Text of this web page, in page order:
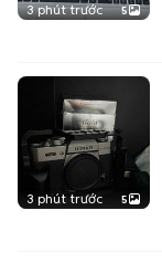
3 phút trước 5
3 phút trước 5